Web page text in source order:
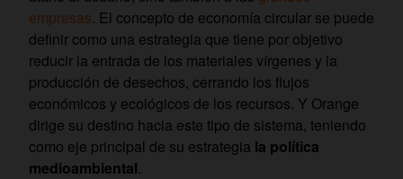
empresas. El concepto de economía circular se puede
definir como una estrategia que tiene por objetivo
reducir la entrada de los materiales vírgenes y la
producción de desechos, cerrando los flujos
económicos y ecológicos de los recursos. Y Orange
dirige su destino hacia este tipo de sistema, teniendo
como eje principal de su estrategia la política
medioambiental.